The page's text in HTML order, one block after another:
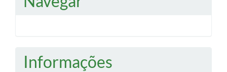
Informações